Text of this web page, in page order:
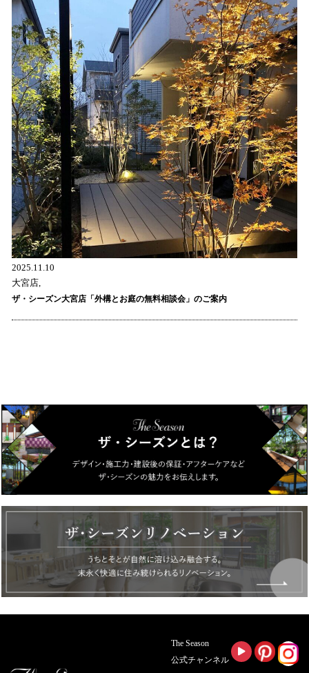
2025.11.10
大宮店,
ザ・シーズン大宮店「外構とお庭の無料相談会」のご案内
The Season
公式チャンネル